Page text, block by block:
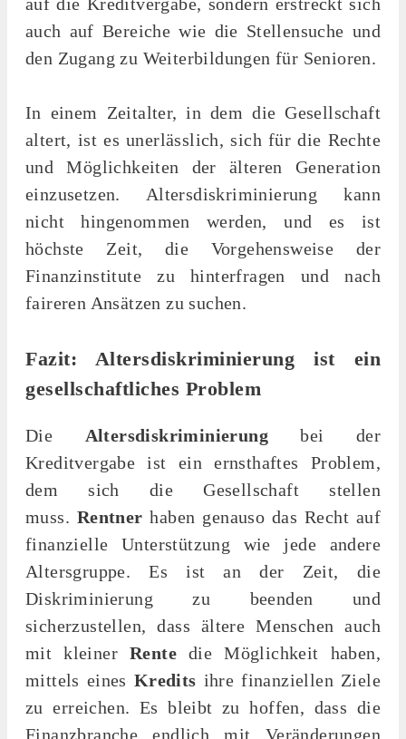
auch auf Bereiche wie die Stellensuche und
den Zugang zu Weiterbildungen für Senioren.
In einem Zeitalter, in dem die Gesellschaft
altert, ist es unerlässlich, sich für die Rechte
und Möglichkeiten der älteren Generation
einzusetzen. Altersdiskriminierung kann
nicht hingenommen werden, und es ist
höchste Zeit, die Vorgehensweise der
Finanzinstitute zu hinterfragen und nach
faireren Ansätzen zu suchen.
Fazit: Altersdiskriminierung ist ein
gesellschaftliches Problem
Die Altersdiskriminierungbei der
Kreditvergabe ist ein ernsthaftes Problem,
dem sich die Gesellschaft stellen
muss. Rentner haben genauso das Recht auf
finanzielle Unterstützung wie jede andere
Altersgruppe. Es ist an der Zeit, die
Diskriminierung zu beenden und
sicherzustellen, dass ältere Menschen auch
mit kleiner Rente die Möglichkeit haben,
mittels eines Kredits ihre finanziellen Ziele
zu erreichen. Es bleibt zu hoffen, dass die
Finanzbranche endlich mit Veränderungen